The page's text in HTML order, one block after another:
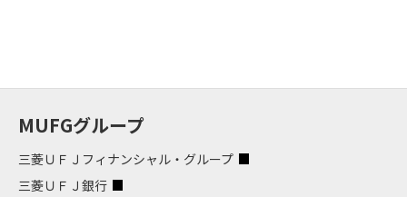
MUFGグループ
三菱ＵＦＪフィナンシャル・グループ
三菱ＵＦＪ銀行